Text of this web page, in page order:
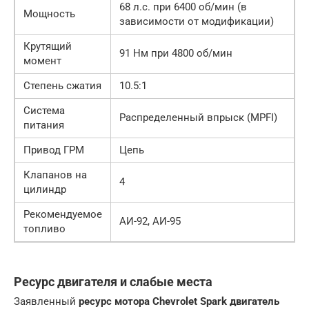
Мощность
68 л.с. при 6400 об/мин (в
зависимости от модификации)
Крутящий
момент
91 Нм при 4800 об/мин
Степень сжатия
10.5:1
Система
питания
Распределенный впрыск (MPFI)
Привод ГРМ
Цепь
Клапанов на
цилиндр
4
Рекомендуемое
топливо
АИ-92, АИ-95
Ресурс двигателя и слабые места
Заявленный ресурс мотора Chevrolet Spark двигатель